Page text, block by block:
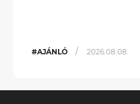
#AJÁNLÓ / 2026.08.08.